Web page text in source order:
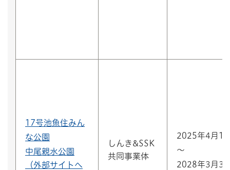
17号池魚住みん
な公園
中尾親水公園
（外部サイトへ
しんき&SSK
共同事業体
2025年4月1
～
2028年3月31